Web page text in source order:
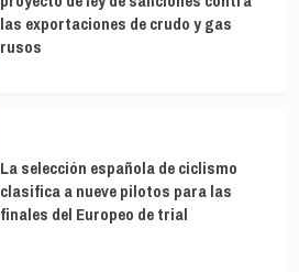
las exportaciones de crudo y gas
rusos
La selección española de ciclismo
clasifica a nueve pilotos para las
finales del Europeo de trial